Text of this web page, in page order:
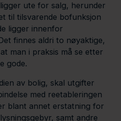
ute for salg, herunder
til tilsvarende bofunksjon
ligger innenfor
finnes aldri to nøyaktige,
man i praksis må se etter
gode.
av bolig, skal utgifter
med reetableringen
blant annet erstatning for
samt andre